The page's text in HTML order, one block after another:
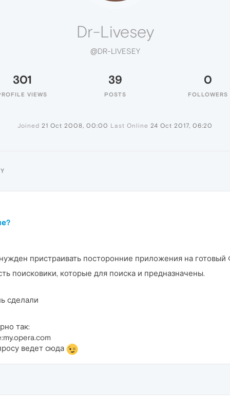
Dr-Livesey
@DR-LIVESEY
301
VIEWS
39
POSTS
0
FOLLOWERS
Joined 21 Oct 2008, 00:00 Last Online 24 Oct 2017, 06:20
пристраивать посторонние приложения на готовый
поисковики, которые для поиска и предназначены.
сделали
так:
ведет сюда